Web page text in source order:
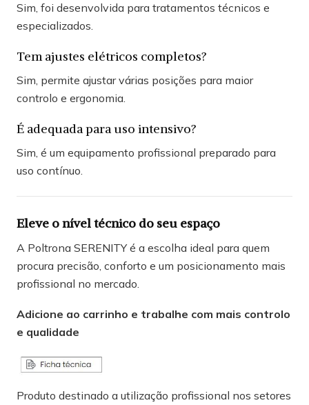
Sim, foi desenvolvida para tratamentos técnicos e
especializados.
Tem ajustes elétricos completos?
Sim, permite ajustar várias posições para maior
controlo e ergonomia.
É adequada para uso intensivo?
Sim, é um equipamento profissional preparado para
uso contínuo.
Eleve o nível técnico do seu espaço
A Poltrona SERENITY é a escolha ideal para quem
procura precisão, conforto e um posicionamento mais
profissional no mercado.
Adicione ao carrinho e trabalhe com mais controlo
e qualidade
Produto destinado a utilização profissional nos setores